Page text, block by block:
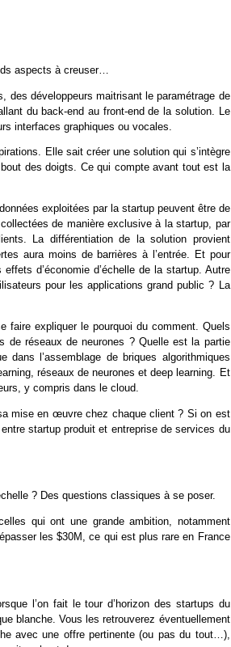
aspects à creuser…
des développeurs maitrisant le paramétrage de
du back-end au front-end de la solution. Le
interfaces graphiques ou vocales.
Elle sait créer une solution qui s’intègre
des doigts. Ce qui compte avant tout est la
exploitées par la startup peuvent être de
de manière exclusive à la startup, par
La différentiation de la solution provient
aura moins de barrières à l’entrée. Et pour
d’économie d’échelle de la startup. Autre
pour les applications grand public ? La
faire expliquer le pourquoi du comment. Quels
de réseaux de neurones ? Quelle est la partie
l’assemblage de briques algorithmiques
réseaux de neurones et deep learning. Et
y compris dans le cloud.
mise en œuvre chez chaque client ? Si on est
startup produit et entreprise de services du
? Des questions classiques à se poser.
qui ont une grande ambition, notamment
les $30M, ce qui est plus rare en France
l’on fait le tour d’horizon des startups du
blanche. Vous les retrouverez éventuellement
avec une offre pertinente (ou pas du tout…),